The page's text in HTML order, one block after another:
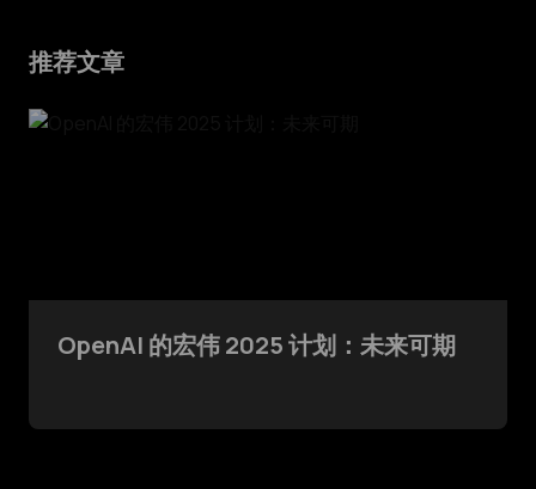
推荐文章
OpenAI 的宏伟 2025 计划：未来可期